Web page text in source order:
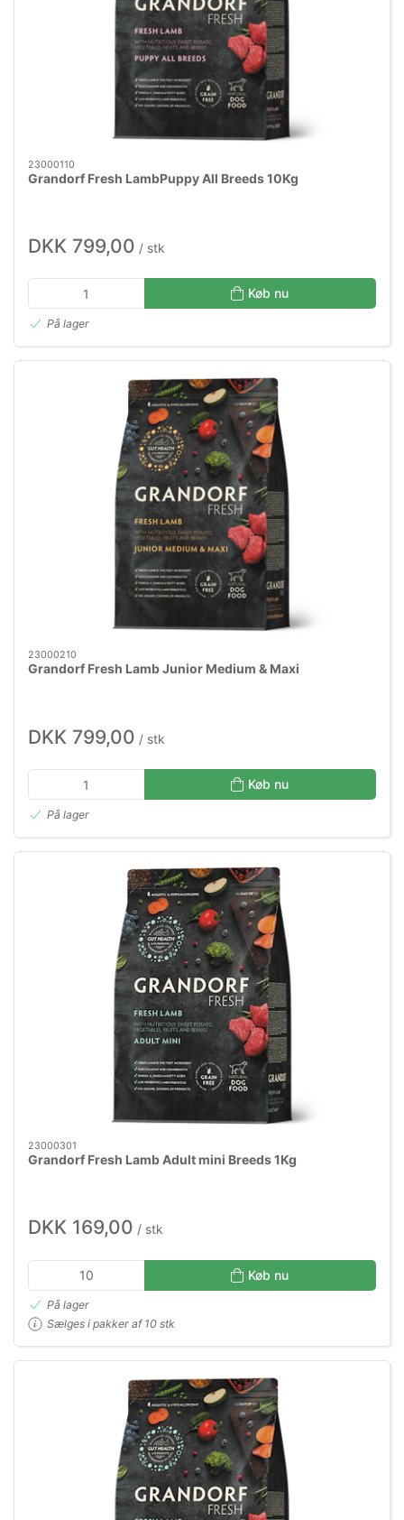
23000110
Grandorf Fresh LambPuppy All Breeds 10Kg
DKK 799,00 / stk
Køb nu
På lager
23000210
Grandorf Fresh Lamb Junior Medium & Maxi
DKK 799,00 / stk
Køb nu
På lager
23000301
Grandorf Fresh Lamb Adult mini Breeds 1Kg
DKK 169,00 / stk
Køb nu
På lager
Sælges i pakker af 10 stk